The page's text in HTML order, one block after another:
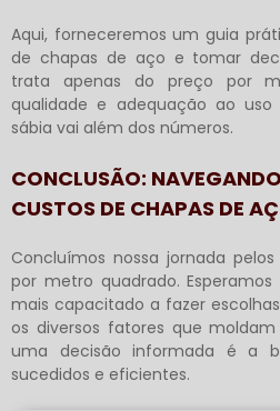
Aqui, forneceremos um guia
de chapas de aço e tomar
trata apenas do preço por
qualidade e adequação ao uso
sábia vai além dos números.
CONCLUSÃO:
CUSTOS DE CHAPAS DE
Concluímos nossa jornada
por metro quadrado.
mais capacitado a fazer
os diversos fatores que
uma decisão informada é a
sucedidos e eficientes.